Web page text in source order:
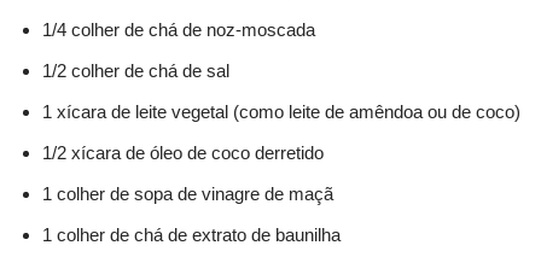
1/4 colher de chá de noz-moscada
1/2 colher de chá de sal
1 xícara de leite vegetal (como leite de amêndoa ou de coco)
1/2 xícara de óleo de coco derretido
1 colher de sopa de vinagre de maçã
1 colher de chá de extrato de baunilha